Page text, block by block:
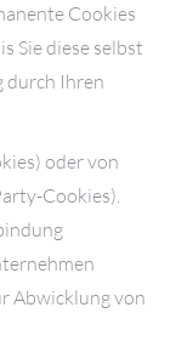
Cookies
Sie diese selbst
durch Ihren
oder von
Cookies).
Abwicklung von